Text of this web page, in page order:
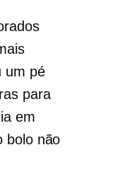
um pé
para
em
bolo não